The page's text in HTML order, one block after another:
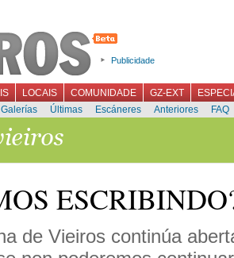
Publicidade
LOCAIS COMUNIDADE GZ-EXT
Galerías Últimas Escáneres Anteriores FAQ
de Vieiros continúa